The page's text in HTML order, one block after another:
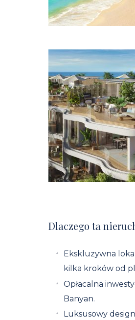
Dlaczego ta
Ekskluzywna
kilka kroków od
Opłacalna
Banyan.
Luksusowy